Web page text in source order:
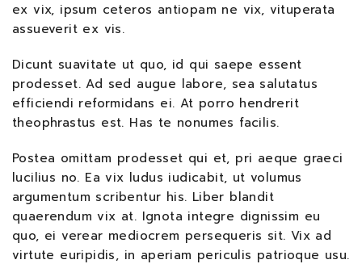
ex vix, ipsum ceteros antiopam ne vix, vituperata
assueverit ex vis.
Dicunt suavitate ut quo, id qui saepe essent
prodesset. Ad sed augue labore, sea salutatus
efficiendi reformidans ei. At porro hendrerit
theophrastus est. Has te nonumes facilis.
Postea omittam prodesset qui et, pri aeque graeci
lucilius no. Ea vix ludus iudicabit, ut volumus
argumentum scribentur his. Liber blandit
quaerendum vix at. Ignota integre dignissim eu
quo, ei verear mediocrem persequeris sit. Vix ad
virtute euripidis, in aperiam periculis patrioque usu.